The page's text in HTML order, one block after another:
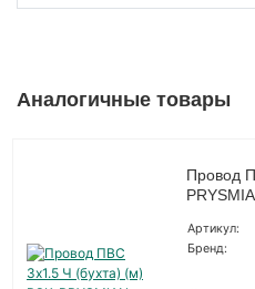
Аналогичные товары
Провод
Артикул:
Бренд: